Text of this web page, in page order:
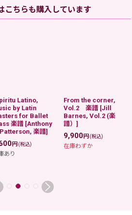
こちらも購入しています
Latino,
by Latin
for Ballet
楽譜 [Anthony
楽譜]
円 (税込)
あり
From the corner,
Vol.2 楽譜 [Jill
Barnes, Vol.2 (楽
譜） ]
9,900円 (税込)
在庫わずか